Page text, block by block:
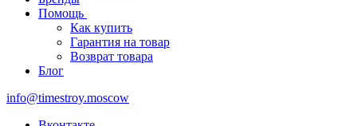
Помощь
Как купить
Гарантия на товар
Возврат товара
Блог
info@timestroy.moscow